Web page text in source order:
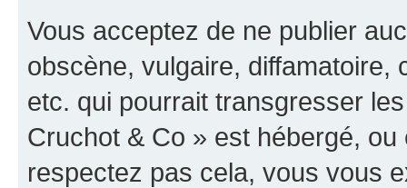
Vous acceptez de ne publier
obscène, vulgaire, diffamatoire,
etc. qui pourrait transgresser
Cruchot & Co » est hébergé,
respectez pas cela, vous vous